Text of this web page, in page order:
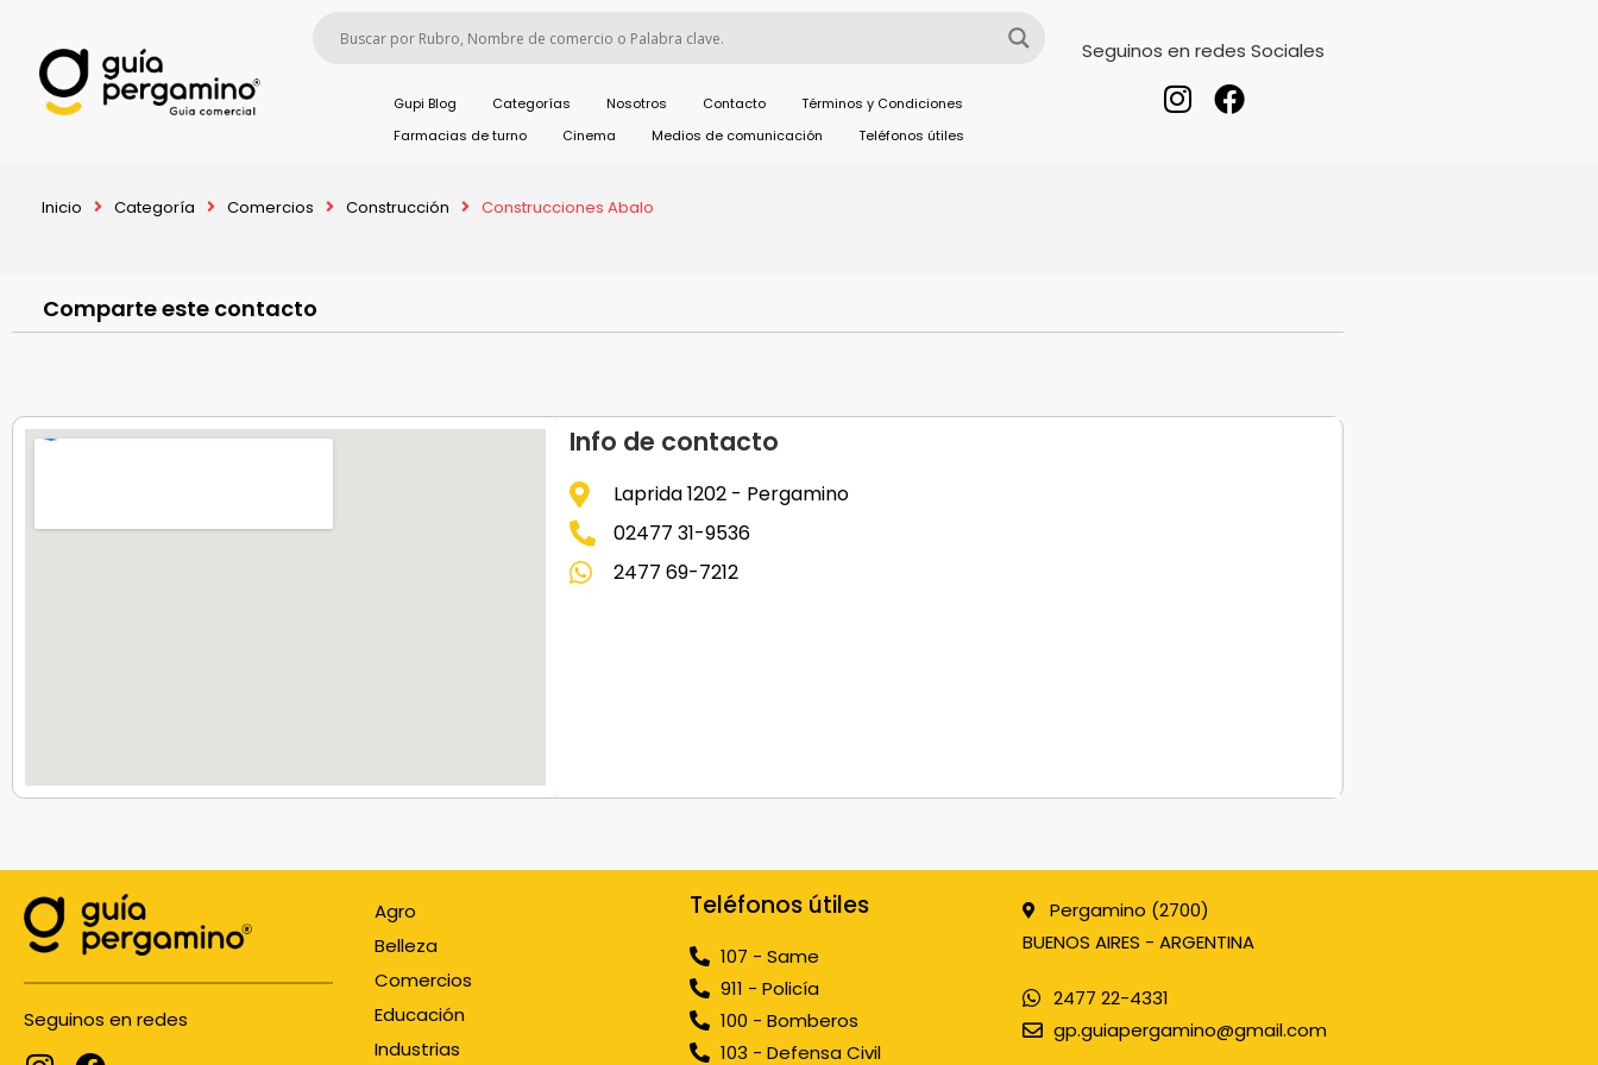
Gupi Blog Categorías Nosotros Contacto
Términos y Condiciones
Farmacias de turno
Cinema Medios de comunicación Teléfonos útiles
Seguinos en redes Sociales
Inicio Categoría Comercios Construcción Construcciones Abalo
Comparte este contacto
Info de contacto
Laprida 1202 - Pergamino
02477 31-9536
2477 69-7212
Seguinos en redes
Agro
Belleza
Comercios
Educación
Industrias
Teléfonos útiles
107 - Same
911 - Policía
100 - Bomberos
103 - Defensa Civil
Pergamino (2700)
BUENOS AIRES - ARGENTINA
2477 22-4331
gp.guiapergamino@gmail.com